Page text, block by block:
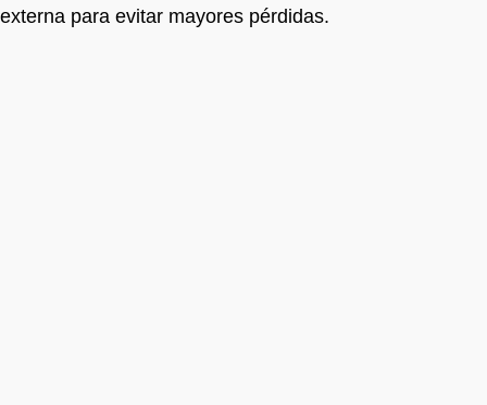
externa para evitar mayores pérdidas.